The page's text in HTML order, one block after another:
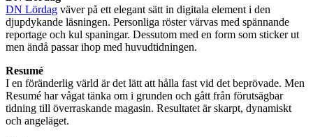
DN Lördag väver på ett elegant sätt in digitala element i den
djupdykande läsningen. Personliga röster värvas med spännande
reportage och kul spaningar. Dessutom med en form som sticker ut
men ändå passar ihop med huvudtidningen.
Resumé
I en föränderlig värld är det lätt att hålla fast vid det beprövade. Men
Resumé har vågat tänka om i grunden och gått från förutsägbar
tidning till överraskande magasin. Resultatet är skarpt, dynamiskt
och angeläget.